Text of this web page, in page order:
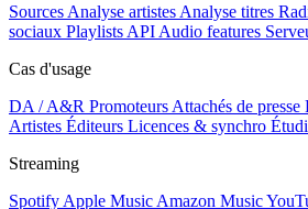
Sources Analyse artistes Analyse titres
sociaux Playlists API Audio features
Cas d'usage
DA / A&R Promoteurs Attachés de presse
Artistes Éditeurs Licences & synchro
Streaming
Spotify Apple Music Amazon Music